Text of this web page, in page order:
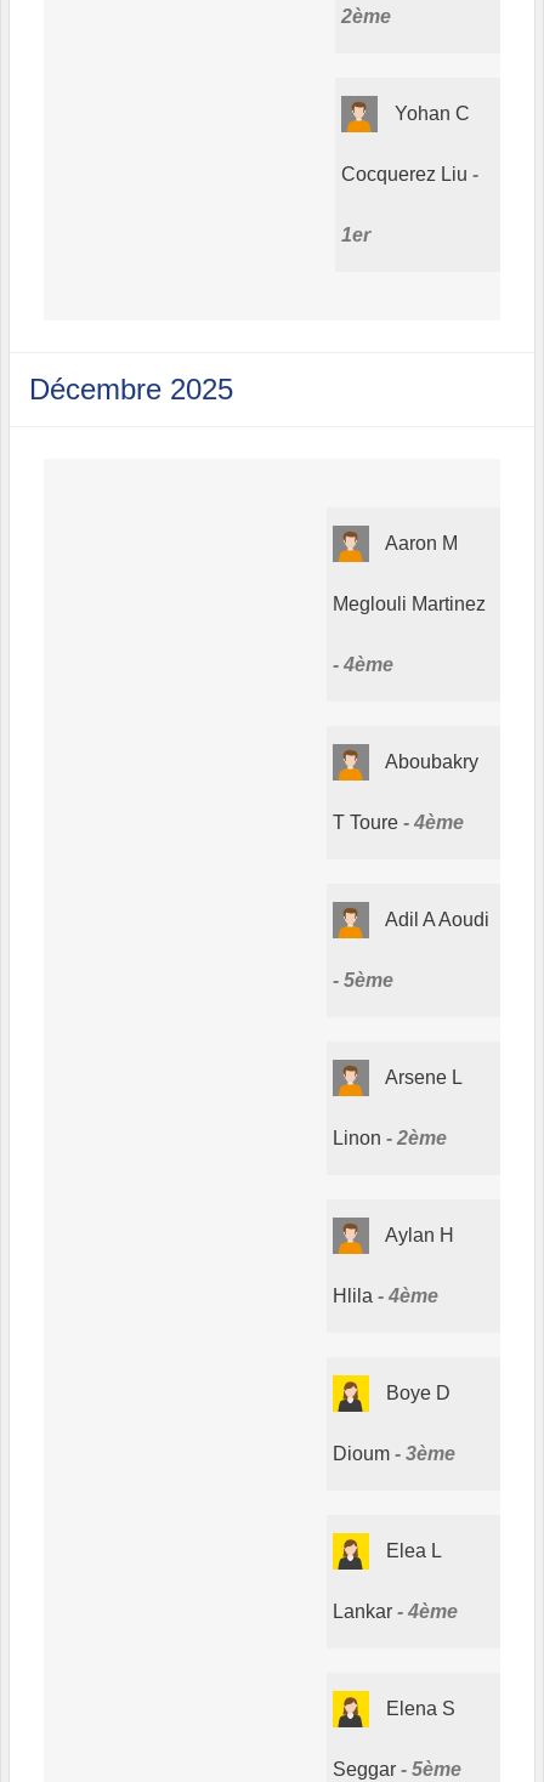
2ème
Yohan C
Cocquerez Liu
1er
Décembre 2025
Aaron M
Meglouli Martinez
4ème
Aboubakry
T Toure 4ème
Adil A Aoudi
5ème
Arsene L
Linon 2ème
Aylan H
Hlila 4ème
Boye D
Dioum 3ème
Elea L
Lankar 4ème
Elena S
Seggar 5ème